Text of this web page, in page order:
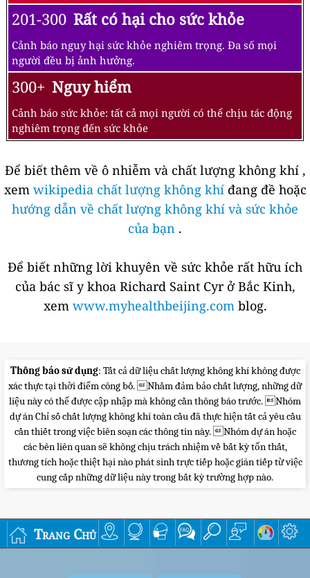
201-300 Rất có hại cho sức khỏe
Cảnh báo nguy hại sức khỏe nghiêm trọng. Đa số mọi
người đều bị ảnh hưởng.
300+ Nguy hiểm
Cảnh báo sức khỏe: tất cả mọi người có thể chịu tác động
nghiêm trọng đến sức khỏe
Để biết thêm về ô nhiễm và chất lượng không khí ,
xem wikipedia chất lượng không khíđang đề hoặc
hướng dẫn về chất lượng không khí và sức khỏe
của bạn .
Để biết những lời khuyên về sức khỏe rất hữu ích
của bác sĩ y khoa Richard Saint Cyr ở Bắc Kinh,
xem www.myhealthbeijing.com blog.
Thông báo sử dụng: Tất cả dữ liệu chất lượng không khí không được
xác thực tại thời điểm công bố. Nhằm đảm bảo chất lượng, những dữ
liệu này có thể được cập nhập mà không cần thông báo trước. Nhóm
dự án Chỉ số chất lượng không khí toàn cầu đã thực hiện tất cả yêu cầu
cần thiết trong việc biên soạn các thông tin này. Nhóm dự án hoặc
các bên liên quan sẽ không chịu trách nhiệm về bất kỳ tổn thất,
thương tích hoặc thiệt hại nào phát sinh trực tiếp hoặc gián tiếp từ việc
cung cấp những dữ liệu này trong bất kỳ trường hợp nào.
Trang Chủ